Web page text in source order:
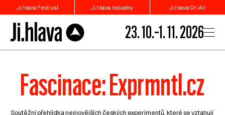
Ji.hlava Festival Ji.hlava Industry Ji.hlava On Air
23. 10.–1. 11. 2026
Fascinace: Exprmntl.cz
Soutěžní přehlídka nejnovějších českých experimentů, které se vztahují